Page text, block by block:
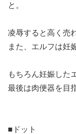
と。
凌辱すると高く売
また、エルフは妊
もちろん妊娠した
最後は肉便器を目
■ドット